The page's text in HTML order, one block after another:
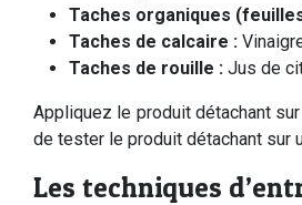
Taches organiques
Taches de calcaire :
Taches de rouille : Jus de
Appliquez le produit détachant
de tester le produit détachant sur
Les techniques